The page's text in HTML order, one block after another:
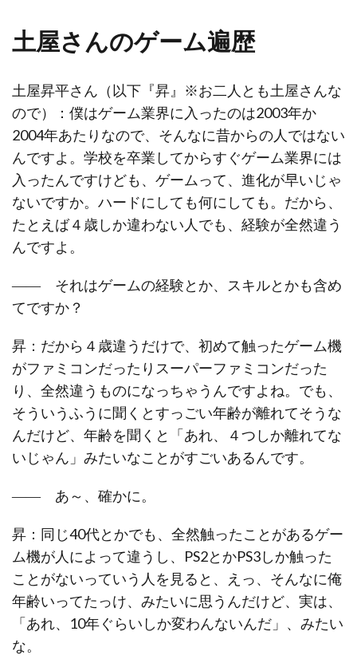
土屋さんのゲーム遍歴
土屋昇平さん（以下『昇』※お二人とも土屋さんな
ので）：僕はゲーム業界に入ったのは2003年か
2004年あたりなので、そんなに昔からの人ではない
んですよ。学校を卒業してからすぐゲーム業界には
入ったんですけども、ゲームって、進化が早いじゃ
ないですか。ハードにしても何にしても。だから、
たとえば４歳しか違わない人でも、経験が全然違う
んですよ。
―― それはゲームの経験とか、スキルとかも含め
てですか？
昇：だから４歳違うだけで、初めて触ったゲーム機
がファミコンだったりスーパーファミコンだった
り、全然違うものになっちゃうんですよね。でも、
そういうふうに聞くとすっごい年齢が離れてそうな
んだけど、年齢を聞くと「あれ、４つしか離れてな
いじゃん」みたいなことがすごいあるんです。
―― あ～、確かに。
昇：同じ40代とかでも、全然触ったことがあるゲー
ム機が人によって違うし、PS2とかPS3しか触った
ことがないっていう人を見ると、えっ、そんなに俺
年齢いってたっけ、みたいに思うんだけど、実は、
「あれ、10年ぐらいしか変わんないんだ」、みたい
な。